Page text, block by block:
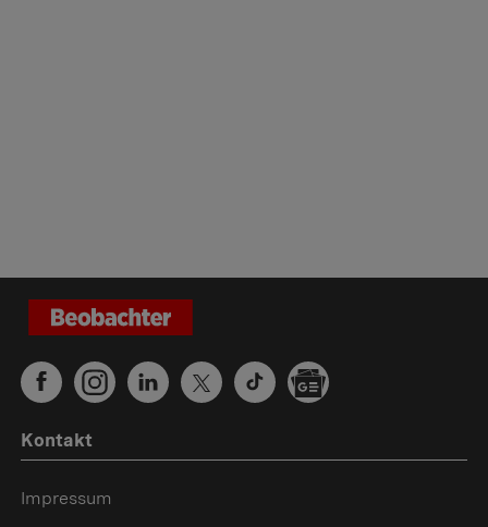
Kontakt
Impressum